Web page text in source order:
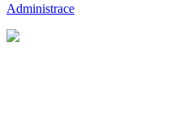
Administrace